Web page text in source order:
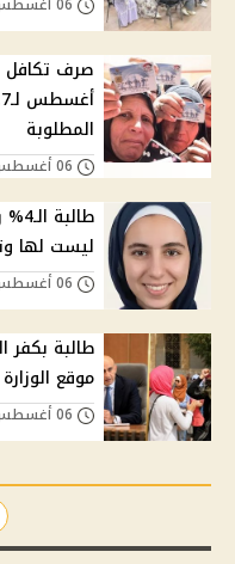
المطلوبة
ليست لها
موقع